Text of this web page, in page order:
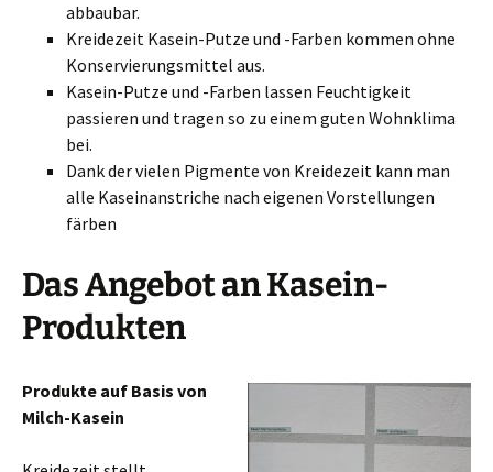
abbaubar.
Kreidezeit Kasein-Putze und -Farben kommen ohne
Konservierungsmittel aus.
Kasein-Putze und -Farben lassen Feuchtigkeit
passieren und tragen so zu einem guten Wohnklima
bei.
Dank der vielen Pigmente von Kreidezeit kann man
alle Kaseinanstriche nach eigenen Vorstellungen
färben
Das Angebot an Kasein-
Produkten
Produkte auf Basis von
Milch-Kasein